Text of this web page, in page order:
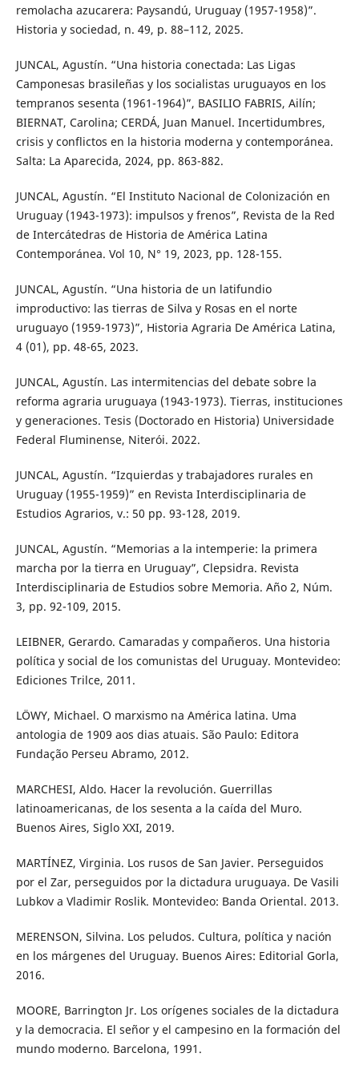
remolacha azucarera: Paysandú, Uruguay (1957-1958)”.
Historia y sociedad, n. 49, p. 88–112, 2025.
JUNCAL, Agustín. “Una historia conectada: Las Ligas
Camponesas brasileñas y los socialistas uruguayos en los
tempranos sesenta (1961-1964)”, BASILIO FABRIS, Ailín;
BIERNAT, Carolina; CERDÁ, Juan Manuel. Incertidumbres,
crisis y conflictos en la historia moderna y contemporánea.
Salta: La Aparecida, 2024, pp. 863-882.
JUNCAL, Agustín. “El Instituto Nacional de Colonización en
Uruguay (1943-1973): impulsos y frenos”, Revista de la Red
de Intercátedras de Historia de América Latina
Contemporánea. Vol 10, N° 19, 2023, pp. 128-155.
JUNCAL, Agustín. “Una historia de un latifundio
improductivo: las tierras de Silva y Rosas en el norte
uruguayo (1959-1973)”, Historia Agraria De América Latina,
4 (01), pp. 48-65, 2023.
JUNCAL, Agustín. Las intermitencias del debate sobre la
reforma agraria uruguaya (1943-1973). Tierras, instituciones
y generaciones. Tesis (Doctorado en Historia) Universidade
Federal Fluminense, Niterói. 2022.
JUNCAL, Agustín. “Izquierdas y trabajadores rurales en
Uruguay (1955-1959)” en Revista Interdisciplinaria de
Estudios Agrarios, v.: 50 pp. 93-128, 2019.
JUNCAL, Agustín. “Memorias a la intemperie: la primera
marcha por la tierra en Uruguay”, Clepsidra. Revista
Interdisciplinaria de Estudios sobre Memoria. Año 2, Núm.
3, pp. 92-109, 2015.
LEIBNER, Gerardo. Camaradas y compañeros. Una historia
política y social de los comunistas del Uruguay. Montevideo:
Ediciones Trilce, 2011.
LÖWY, Michael. O marxismo na América latina. Uma
antologia de 1909 aos dias atuais. São Paulo: Editora
Fundação Perseu Abramo, 2012.
MARCHESI, Aldo. Hacer la revolución. Guerrillas
latinoamericanas, de los sesenta a la caída del Muro.
Buenos Aires, Siglo XXI, 2019.
MARTÍNEZ, Virginia. Los rusos de San Javier. Perseguidos
por el Zar, perseguidos por la dictadura uruguaya. De Vasili
Lubkov a Vladimir Roslik. Montevideo: Banda Oriental. 2013.
MERENSON, Silvina. Los peludos. Cultura, política y nación
en los márgenes del Uruguay. Buenos Aires: Editorial Gorla,
2016.
MOORE, Barrington Jr. Los orígenes sociales de la dictadura
y la democracia. El señor y el campesino en la formación del
mundo moderno. Barcelona, 1991.